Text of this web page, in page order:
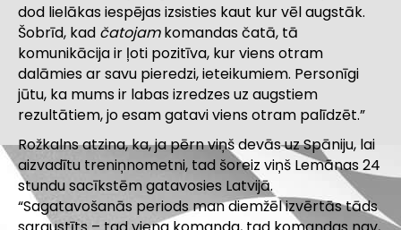
dod lielākas iespējas izsisties kaut kur vēl augstāk.
Šobrīd, kad čatojamkomandas čatā, tā
komunikācija ir ļoti pozitīva, kur viens otram
dalāmies ar savu pieredzi, ieteikumiem. Personīgi
jūtu, ka mums ir labas izredzes uz augstiem
rezultātiem, jo esam gatavi viens otram palīdzēt.”
Rožkalns atzina, ka, ja pērn viņš devās uz Spāniju, lai
aizvadītu treniņnometni, tad šoreiz viņš Lemānas 24
stundu sacīkstēm gatavosies Latvijā.
“Sagatavošanās periods man diemžēl izvērtās tāds